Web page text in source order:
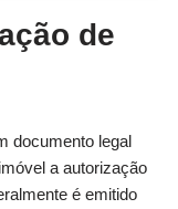
de
documento legal
a autorização
é emitido